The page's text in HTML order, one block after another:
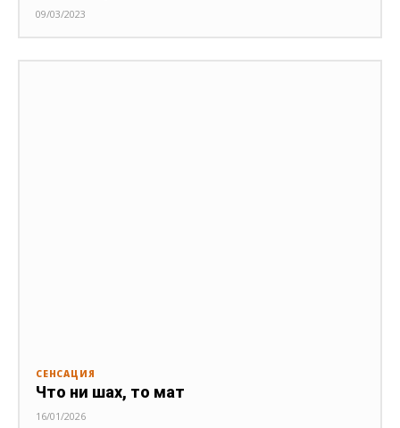
09/03/2023
СЕНСАЦИЯ
Что ни шах, то мат
16/01/2026